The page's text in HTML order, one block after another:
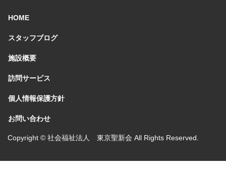
HOME
スタッフブログ
施設概要
訪問サービス
個人情報保護方針
お問い合わせ
Copyright © 社会福祉法人 東京聖新会 All Rights Reserved.